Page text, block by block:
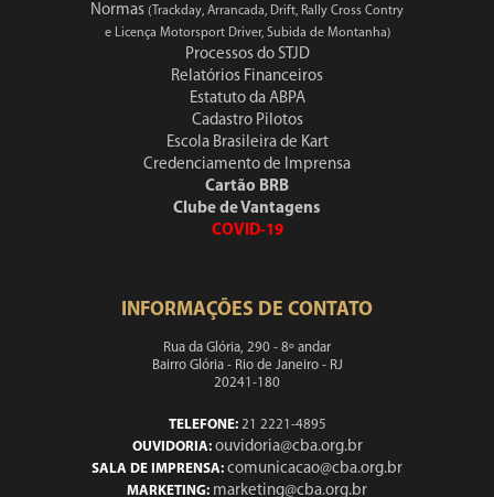
Normas (Trackday, Arrancada, Drift, Rally Cross Contry
e Licença Motorsport Driver, Subida de Montanha)
Processos do STJD
Relatórios Financeiros
Estatuto da ABPA
Cadastro Pilotos
Escola Brasileira de Kart
Credenciamento de Imprensa
Cartão BRB
Clube de Vantagens
COVID-19
INFORMAÇÕES DE CONTATO
Rua da Glória, 290 - 8º andar
Bairro Glória - Rio de Janeiro - RJ
20241-180
TELEFONE:21 2221-4895
OUVIDORIA: ouvidoria@cba.org.br
SALA DE IMPRENSA: comunicacao@cba.org.br
MARKETING: marketing@cba.org.br